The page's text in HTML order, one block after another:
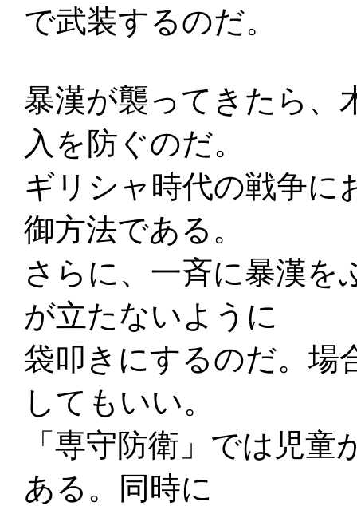
で武装するのだ。
暴漢が襲ってきたら、
入を防ぐのだ。
ギリシャ時代の戦争に
御方法である。
さらに、一斉に暴漢を
が立たないように
袋叩きにするのだ。場
してもいい。
「専守防衛」では児
ある。同時に